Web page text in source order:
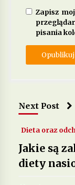
Zapisz
pisania
Next Post
Dieta oraz
Jakie są
diety